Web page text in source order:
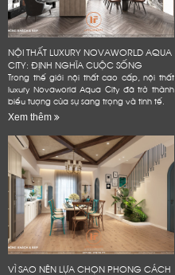
NỘI THẤT LUXURY NOVAWORLD AQUA
CITY: ĐỊNH NGHĨA CUỘC SỐNG
ĐẲNG...
Trong thế giới nội thất cao cấp, nội thất
luxury Novaworld Aqua City đã trở thành
biểu tượng của sự sang trọng và tinh tế.
Xem thêm
VÌ SAO NÊN LỰA CHỌN PHONG CÁCH